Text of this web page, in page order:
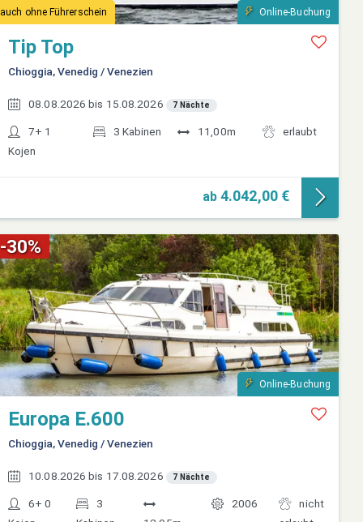
auch ohne Führerschein Online-Buchung
Tip Top
Chioggia, Venedig / Venezien
08.08.2026 bis 15.08.2026 7 Nächte
7+ 1
Kojen
3 Kabinen 11,00m erlaubt
ab 4.042,00 €
-30%
Online-Buchung
Europa E.600
Chioggia, Venedig / Venezien
10.08.2026 bis 17.08.2026 7 Nächte
6+ 0
3
2006
nicht